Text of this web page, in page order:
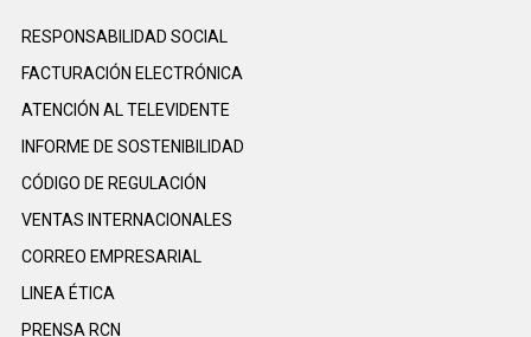
RESPONSABILIDAD SOCIAL
FACTURACIÓN ELECTRÓNICA
ATENCIÓN AL TELEVIDENTE
INFORME DE SOSTENIBILIDAD
CÓDIGO DE REGULACIÓN
VENTAS INTERNACIONALES
CORREO EMPRESARIAL
LINEA ÉTICA
PRENSA RCN